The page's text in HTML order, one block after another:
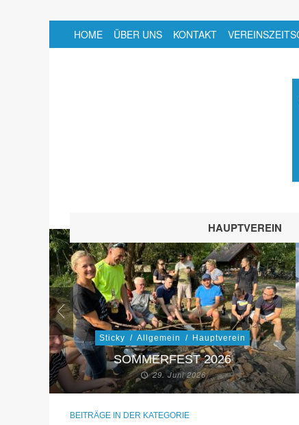
HOME ÜBER UNS KONTAKT
HAUPTVEREIN
Sticky / Allgemein / Hauptverein
SOMMERFEST 2026
29. Juni 2026
BEITRÄGE IN DER KATEGORIE